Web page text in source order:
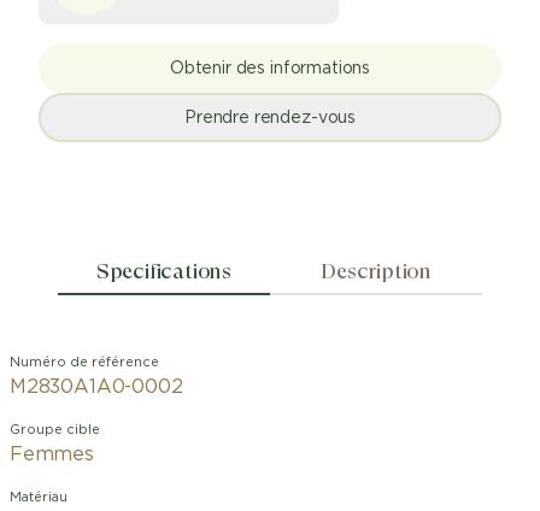
Obtenir des informations
Prendre rendez-vous
Specifications Description
Numéro de référence
M2830A1A0-0002
Groupe cible
Femmes
Matériau